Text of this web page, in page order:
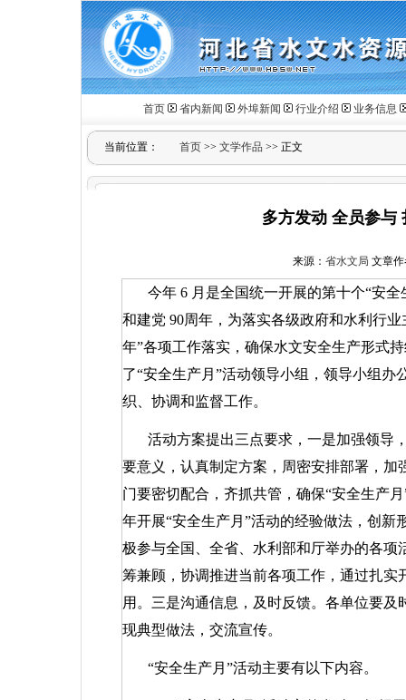
首页 省内新闻 外埠新闻 行业介绍 业务信息
当前位置： 首页 >> 文学作品 >> 正文
多方发动 全员参与
来源： 省水文局 文章作
今年 6 月是全国统一开展的第十个“安
和建党 90周年，为落实各级政府和水利行
年”各项工作落实，确保水文安全生产形式
了“安全生产月”活动领导小组，领导小组办
织、协调和监督工作。
活动方案提出三点要求，一是加强领导
要意义，认真制定方案，周密安排部署，
门要密切配合，齐抓共管，确保“安全生产
年开展“安全生产月”活动的经验做法，创
极参与全国、全省、水利部和厅举办的各项
筹兼顾，协调推进当前各项工作，通过扎实
用。三是沟通信息，及时反馈。各单位要
现典型做法，交流宣传。
“安全生产月”活动主要有以下内容。